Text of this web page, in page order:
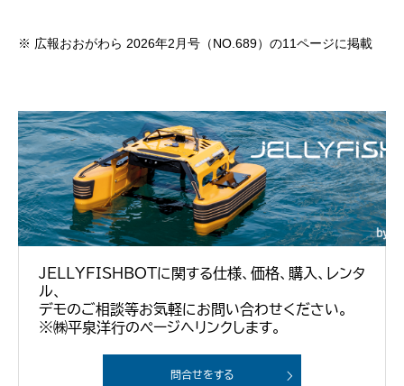
※ 広報おおがわら 2026年2月号（NO.689）の11ページに掲載
JELLYFISHBOTに関する仕様、価格、購入、レンタ
ル、
デモのご相談等お気軽にお問い合わせください。
※㈱平泉洋行のページへリンクします。
問合せをする